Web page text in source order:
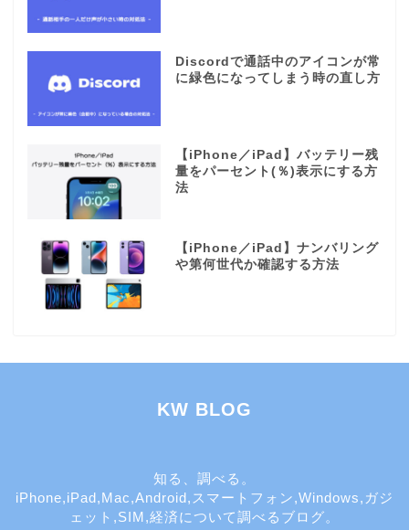
Discordで通話中のアイコンが常
に緑色になってしまう時の直し方
【iPhone／iPad】バッテリー残
量をパーセント(％)表示にする方
法
【iPhone／iPad】ナンバリング
や第何世代か確認する方法
KW BLOG
知る、調べる。
iPhone,iPad,Mac,Android,スマートフォン,Windows,ガジ
ェット,SIM,経済について調べるブログ。